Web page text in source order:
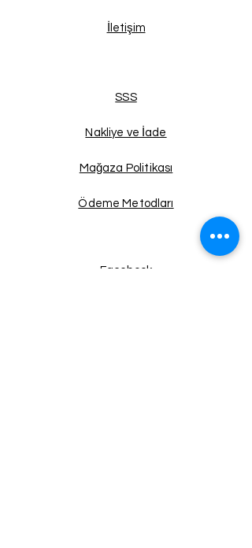
İletişim
SSS
Nakliye ve İade
Mağaza Politikası
Ödeme Metodları
Facebook